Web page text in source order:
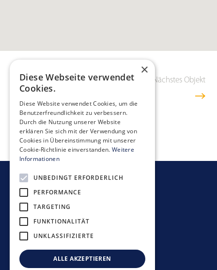
Vorheriges Objekt Übersicht Nächstes Objekt
Newsletter bestellen
Datenschutzerklärung
×
Diese Webseite verwendet
Cookies.
Diese Website verwendet Cookies, um die
Benutzerfreundlichkeit zu verbessern.
Durch die Nutzung unserer Website
erklären Sie sich mit der Verwendung von
Cookies in Übereinstimmung mit unserer
Cookie-Richtlinie einverstanden. Weitere
Informationen
UNBEDINGT ERFORDERLICH
PERFORMANCE
TARGETING
FUNKTIONALITÄT
UNKLASSIFIZIERTE
ALLE AKZEPTIEREN